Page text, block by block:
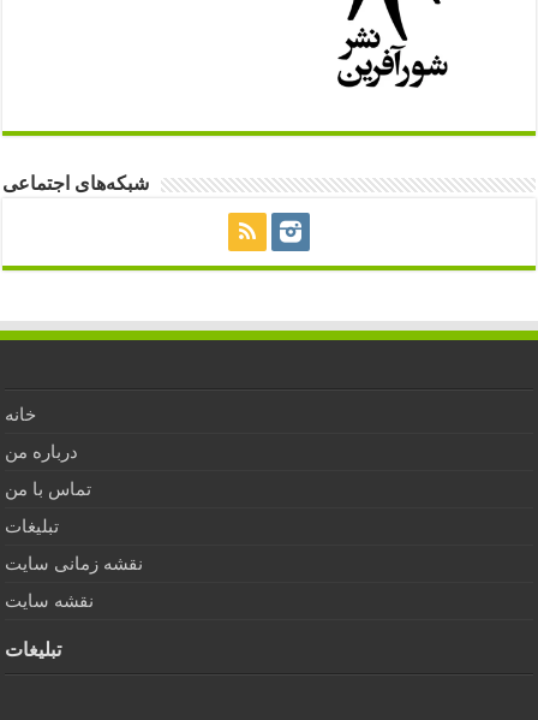
شبکه‌های اجتماعی
خانه
درباره من
تماس با من
تبلیغات
نقشه زمانی سایت
نقشه سایت
تبلیغات